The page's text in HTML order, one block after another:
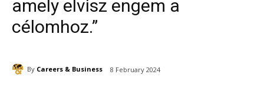
amely elvisz engem a
célomhoz.”
By Careers & Business 8 February 2024